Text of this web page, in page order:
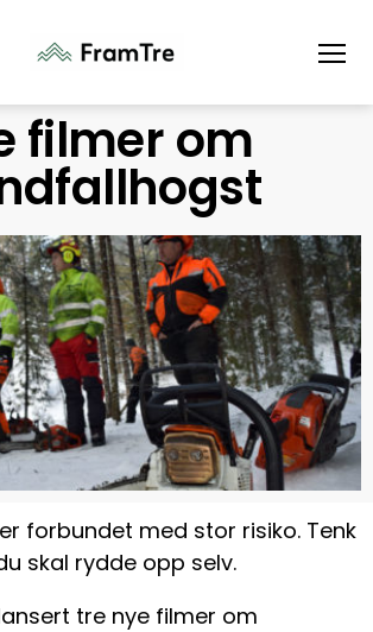
filmer om
forbundet med stor risiko. Tenk
skal rydde opp selv.
tre nye filmer om